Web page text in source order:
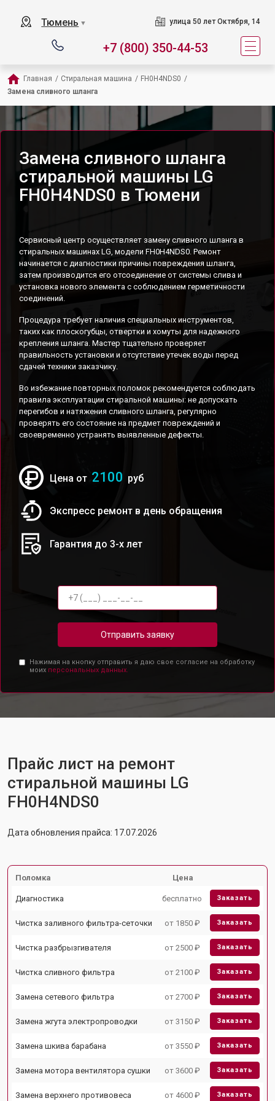
Тюмень ▼ улица 50 лет Октября, 14
+7 (800) 350-44-53
Главная / Стиральная машина / FH0H4NDS0 /
Замена сливного шланга
Замена сливного шланга
стиральной машины LG
FH0H4NDS0 в Тюмени
Сервисный центр осуществляет замену сливного шланга в
стиральных машинах LG, модели FH0H4NDS0. Ремонт
начинается с диагностики причины повреждения шланга,
затем производится его отсоединение от системы слива и
установка нового элемента с соблюдением герметичности
соединений.
Процедура требует наличия специальных инструментов,
таких как плоскогубцы, отвертки и хомуты для надежного
крепления шланга. Мастер тщательно проверяет
правильность установки и отсутствие утечек воды перед
сдачей техники заказчику.
Во избежание повторных поломок рекомендуется соблюдать
правила эксплуатации стиральной машины: не допускать
перегибов и натяжения сливного шланга, регулярно
проверять его состояние на предмет повреждений и
своевременно устранять выявленные дефекты.
Цена от 2100 руб
Экспресс ремонт в день обращения
Гарантия до 3-х лет
Отправить заявку
Нажимая на кнопку отправить я даю свое согласие на обработку
моих персональных данных.
Прайс лист на ремонт
стиральной машины LG
FH0H4NDS0
Дата обновления прайса: 17.07.2026
Поломка Цена
Диагностика бесплатно Заказать
Чистка заливного фильтра-сеточки от 1850 ₽ Заказать
Чистка разбрызгивателя от 2500 ₽ Заказать
Чистка сливного фильтра от 2100 ₽ Заказать
Замена сетевого фильтра от 2700 ₽ Заказать
Замена жгута электропроводки от 3150 ₽ Заказать
Замена шкива барабана от 3550 ₽ Заказать
Замена мотора вентилятора сушки от 3600 ₽ Заказать
Замена верхнего противовеса от 4600 ₽ Заказать